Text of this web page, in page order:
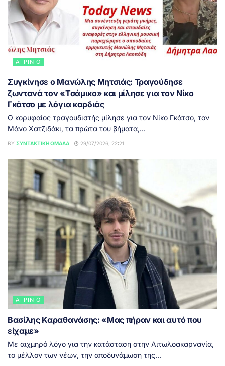
ΑΓΡΊΝΙΟ
Συγκίνησε ο Μανώλης Μητσιάς: Τραγούδησε
ζωντανά τον «Τσάμικο» και μίλησε για τον Νίκο
Γκάτσο με λόγια καρδιάς
Ο κορυφαίος τραγουδιστής μίλησε για τον Νίκο Γκάτσο, τον
Μάνο Χατζιδάκι, τα πρώτα του βήματα,...
BY ΣΥΝΤΑΚΤΙΚΉ ΟΜΆΔΑ 29/07/2026, 22:21
ΑΓΡΊΝΙΟ
Βασίλης Καραθανάσης: «Μας πήραν και αυτό που
είχαμε»
Με αιχμηρό λόγο για την κατάσταση στην Αιτωλοακαρνανία,
το μέλλον των νέων, την αποδυνάμωση της...